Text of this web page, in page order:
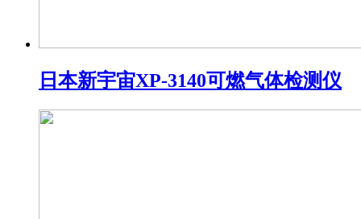
日本新宇宙XP-3140可燃气体检测仪